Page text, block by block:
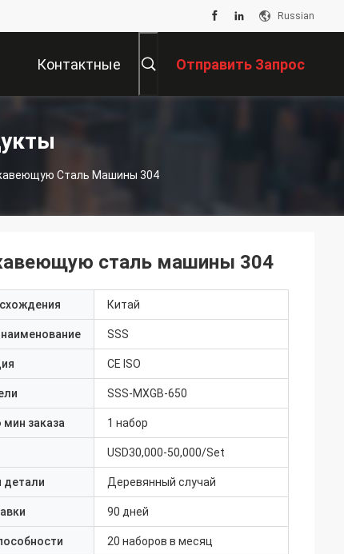
Russian
Контактные Отправить Запрос
Сталь Машины 304
сталь машины 304
Китай
SSS
CE ISO
SSS-MXGB-650
заказа 1 набор
USD30,000-50,000/Set
детали Деревянный случай
90 дней
20 наборов в месяц